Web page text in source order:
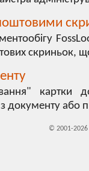
скриньок,
картки
документу або
© 2001-2026